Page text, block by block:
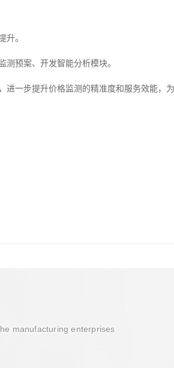
升。
预案、开发智能分析模块。
一步提升价格监测的精准度和服务效能，
manufacturing enterprises